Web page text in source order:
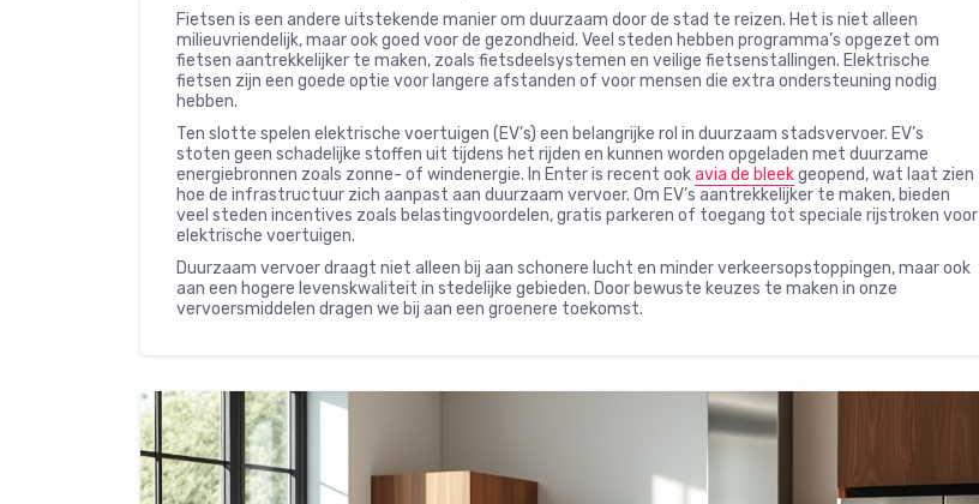
Fietsen is een andere uitstekende manier om duurzaam door de stad te reizen. Het is niet alleen
milieuvriendelijk, maar ook goed voor de gezondheid. Veel steden hebben programma’s opgezet om
fietsen aantrekkelijker te maken, zoals fietsdeelsystemen en veilige fietsenstallingen. Elektrische
fietsen zijn een goede optie voor langere afstanden of voor mensen die extra ondersteuning nodig
hebben.
Ten slotte spelen elektrische voertuigen (EV’s) een belangrijke rol in duurzaam stadsvervoer. EV’s
stoten geen schadelijke stoffen uit tijdens het rijden en kunnen worden opgeladen met duurzame
energiebronnen zoals zonne- of windenergie. In Enter is recent ookavia de bleekgeopend, wat laat zien
hoe de infrastructuur zich aanpast aan duurzaam vervoer. Om EV’s aantrekkelijker te maken, bieden
veel steden incentives zoals belastingvoordelen, gratis parkeren of toegang tot speciale rijstroken voor
elektrische voertuigen.
Duurzaam vervoer draagt niet alleen bij aan schonere lucht en minder verkeersopstoppingen, maar ook
aan een hogere levenskwaliteit in stedelijke gebieden. Door bewuste keuzes te maken in onze
vervoersmiddelen dragen we bij aan een groenere toekomst.